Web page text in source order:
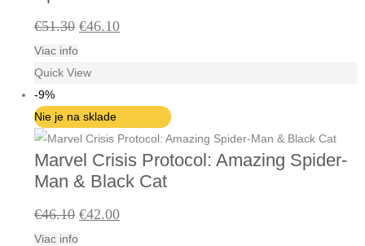
€51.30 Pôvodná
bola:
€51.30.
€46.10Aktuálna
€46.10.
Viac info
Quick View
-9%
Nie je na sklade
Marvel Crisis Protocol: Amazing Spider-
Man & Black Cat
€46.10 Pôvodná
€42.00Aktuálna
Viac info